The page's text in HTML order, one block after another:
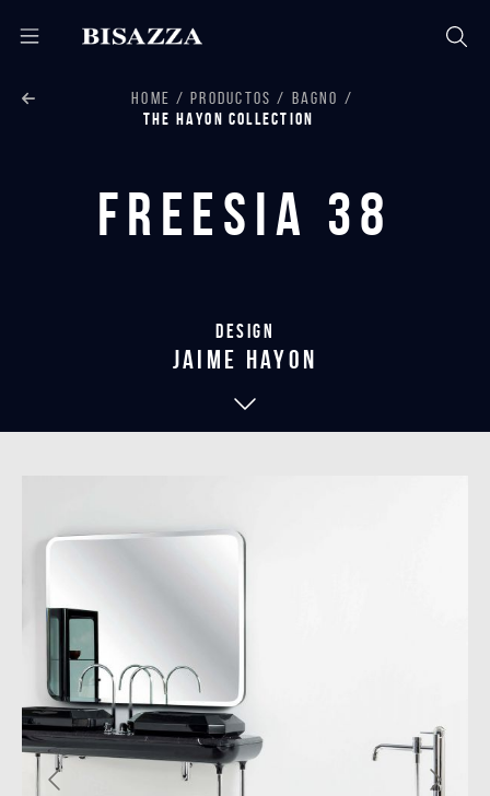
HOME PRODUCTOS
BAGNO
THE HAYON COLLECTION
Freesia 38
Design
jaime hayon